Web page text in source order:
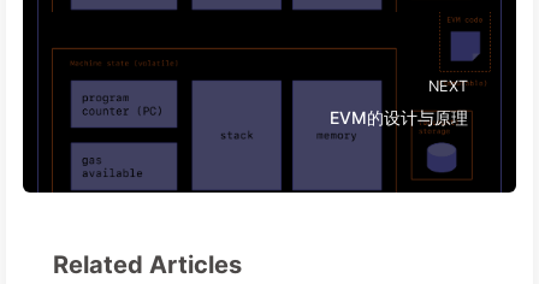
NEXT
EVM的设计与原理
Related Articles